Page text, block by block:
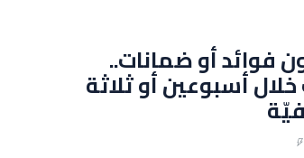
فوائد أو ضمانات..
أسبوعين أو ثلاثة